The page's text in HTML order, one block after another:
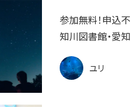
参加無料！申込不
知川図書館・愛
ユリ